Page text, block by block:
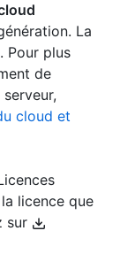
La
Pour plus
de
cloud et
licence que
sur